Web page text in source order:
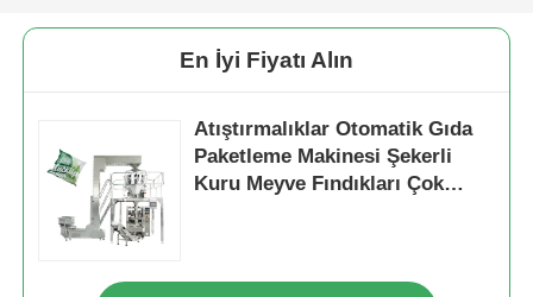
En İyi Fiyatı Alın
Atıştırmalıklar Otomatik Gıda
Paketleme Makinesi Şekerli
Kuru Meyve Fındıkları Çok